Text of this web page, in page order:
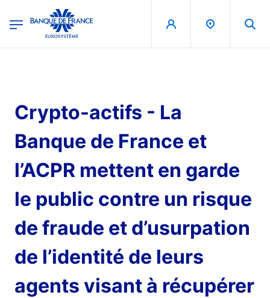
Banque de France - Menu Principal
Crypto-actifs - La
Banque de France et
l’ACPR mettent en garde
le public contre un risque
de fraude et d’usurpation
de l’identité de leurs
agents visant à récupérer